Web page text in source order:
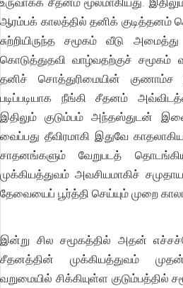
ஆரம்பக் காலத்தில் தனிக் குடித்தனம்
சுற்றியிருந்த சமூகம் வீடு
கொடுத்துதவி வாழ்வதற்குச் சமூகம்
தனிச் சொத்துரிமையின் குணாம்ச
படிப்படியாக நீங்கி சீதனம்
இதிலும் குடும்பம் அந்தஸ்துடன்
வைப்பது தீவிரமாகி இதுவே
சாதனங்களும் வேறுபடத்
முக்கியத்துவம் அவசியமாகிச்
தேவையைப் பூர்த்தி செய்யும் முறை
இன்று சில சமூகத்தில் அதன்
சீதனத்தின் முக்கியத்துவம்
வறுமையில் சிக்கியுள்ள குடும்பத்தில்